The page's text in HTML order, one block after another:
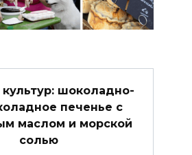
шоколадно-
печенье с
маслом и морской
солью